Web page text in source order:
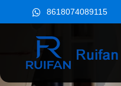
8618074089115